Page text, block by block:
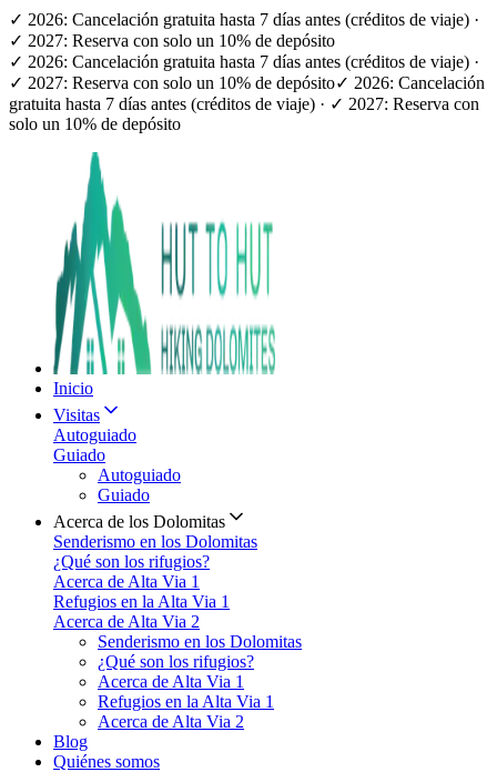
✓ 2026: Cancelación gratuita hasta 7 días antes (créditos de viaje) ·
✓ 2027: Reserva con solo un 10% de depósito
✓ 2026: Cancelación gratuita hasta 7 días antes (créditos de viaje) ·
✓ 2027: Reserva con solo un 10% de depósito✓ 2026: Cancelación
gratuita hasta 7 días antes (créditos de viaje) · ✓ 2027: Reserva con
solo un 10% de depósito
Inicio
Visitas
Autoguiado
Guiado
Autoguiado
Guiado
Acerca de los Dolomitas
Senderismo en los Dolomitas
¿Qué son los rifugios?
Acerca de Alta Via 1
Refugios en la Alta Via 1
Acerca de Alta Via 2
Senderismo en los Dolomitas
¿Qué son los rifugios?
Acerca de Alta Via 1
Refugios en la Alta Via 1
Acerca de Alta Via 2
Blog
Quiénes somos